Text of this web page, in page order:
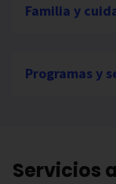
Familia y
Programas y
Servicios